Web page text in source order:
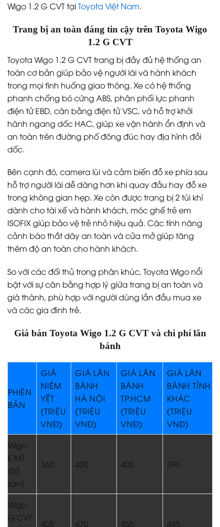
Wigo 1.2 G CVT tạiToyota Việt Nam.
Trang bị an toàn đáng tin cậy trên Toyota Wigo
1.2 G CVT
Toyota Wigo 1.2 G CVT trang bị đầy đủ hệ thống an
toàn cơ bản giúp bảo vệ người lái và hành khách
trong mọi tình huống giao thông. Xe có hệ thống
phanh chống bó cứng ABS, phân phối lực phanh
điện tử EBD, cân bằng điện tử VSC, và hỗ trợ khởi
hành ngang dốc HAC, giúp xe vận hành ổn định và
an toàn trên đường phố đông đúc hay địa hình đồi
dốc.
Bên cạnh đó, camera lùi và cảm biến đỗ xe phía sau
hỗ trợ người lái dễ dàng hơn khi quay đầu hay đỗ xe
trong không gian hẹp. Xe còn được trang bị 2 túi khí
dành cho tài xế và hành khách, móc ghế trẻ em
ISOFIX giúp bảo vệ trẻ nhỏ hiệu quả. Các tính năng
cảnh báo thắt dây an toàn và cửa mở giúp tăng
thêm độ an toàn cho hành khách.
So với các đối thủ trong phân khúc, Toyota Wigo nổi
bật với sự cân bằng hợp lý giữa trang bị an toàn và
giá thành, phù hợp với người dùng lần đầu mua xe
và các gia đình trẻ.
Giá bán Toyota Wigo 1.2 G CVT và chi phí lăn
bánh
PHIÊN
BẢN
GIÁ
NIÊM
YẾT
(TRIỆU
VNĐ)
GIÁ LĂN
BÁNH
HÀ NỘI
(TRIỆU
VNĐ)
GIÁ LĂN
BÁNH
TP.HCM
(TRIỆU
VNĐ)
GIÁ LĂN
BÁNH TỈNH
KHÁC
(TRIỆU
VNĐ)
Wigo
E MT
(Số
sàn)
360 420 405 395
Wigo
G CVT
405 470 455 445